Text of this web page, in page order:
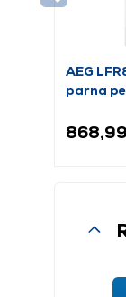
AEG
parna
868,99